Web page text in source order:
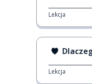
Lekcja
Lekcja